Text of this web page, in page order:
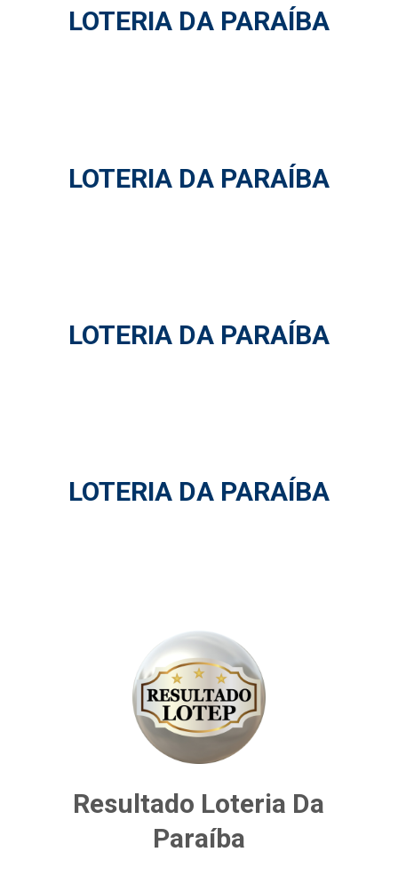
LOTERIA DA PARAÍBA
LOTERIA DA PARAÍBA
LOTERIA DA PARAÍBA
LOTERIA DA PARAÍBA
Resultado Loteria Da
Paraíba